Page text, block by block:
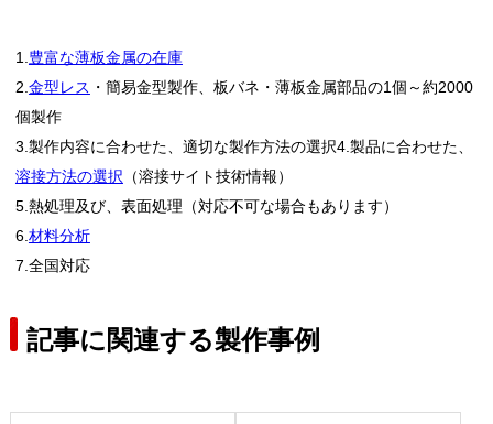
1. 豊富な薄板金属の在庫
2. 金型レス ・簡易金型製作、板バネ・薄板金属部品の1個～約2000
個製作
3.製作内容に合わせた、適切な製作方法の選択4.製品に合わせた、
溶接方法の選択 （溶接サイト技術情報）
5.熱処理及び、表面処理（対応不可な場合もあります）
6. 材料分析
7.全国対応
記事に関連する製作事例